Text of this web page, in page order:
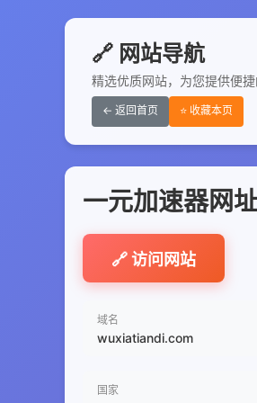
🔗 网站导航
精选优质网站，为您提供便
← 返回首页 ⭐ 收藏本页
一元加速器网
🔗 访问网站
域名
wuxiatiandi.com
国家